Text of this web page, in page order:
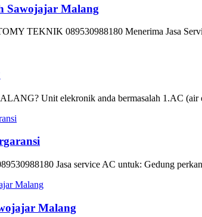
Sawojajar Malang
TEKNIK 089530988180 Menerima Jasa
Unit elekronik anda bermasalah 1.AC (air
Jasa service AC untuk: Gedung
Malang